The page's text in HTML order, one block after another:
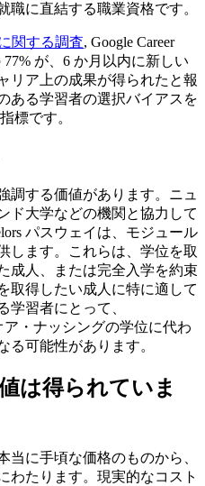
職に直結する職業資格です。
関する調査, Google Career
が、6 か月以内に新しい
リア上の成果が得られたと報
ある学習者の選択バイアスを
標です。
調する価値があります。ニュ
ド大学などの機関と協力して
パスウェイは、モジュール
します。これらは、学位を取
成人、または完全入学を約束
取得したい成人に特に適して
学習者にとって、
ア・ナッシングの学位に代わ
る可能性があります。
は得られていま
当に手頃な価格のものから、
わたります。現実的なコスト